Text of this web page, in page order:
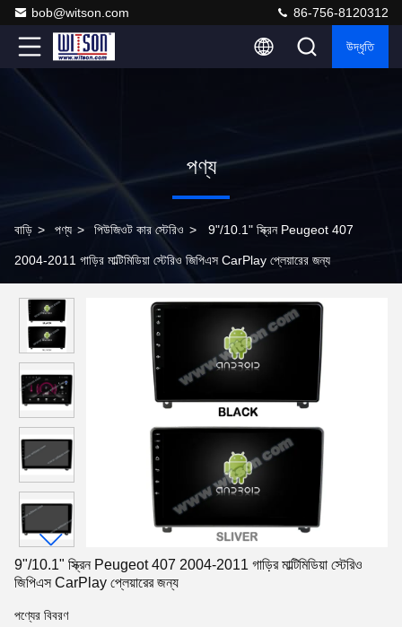
bob@witson.com 86-756-8120312
উদ্ধৃতি
পণ্য
বাড়ি > পণ্য > পিউজিওট কার স্টেরিও > 9"/10.1" স্ক্রিন Peugeot 407
2004-2011 গাড়ির মাল্টিমিডিয়া স্টেরিও জিপিএস CarPlay প্লেয়ারের জন্য
9"/10.1" স্ক্রিন Peugeot 407 2004-2011 গাড়ির মাল্টিমিডিয়া স্টেরিও
জিপিএস CarPlay প্লেয়ারের জন্য
পণ্যের বিবরণ